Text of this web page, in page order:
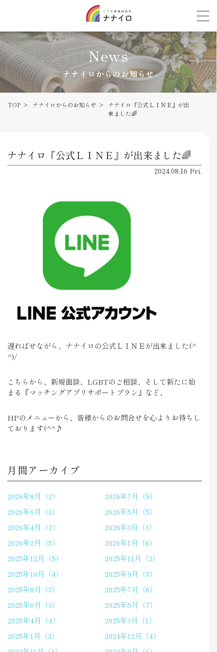
News
ナナイロからのお知らせ
TOP ナナイロからのお知らせ
ナナイロ『公式ＬＩＮＥ』が出
来ました🌈
ナナイロ『公式ＬＩＮＥ』が出来ました🌈
2024.08.16 Fri.
遅ればせながら、ナナイロの公式ＬＩＮＥが出来ました(^
^)/
こちらから、新規面談、LGBTのご相談、そして新たに始
まる『マッチングアプリサポートプラン』など、
HPのメニューから、皆様からのお問合せを心よりお待ちし
ております(^^♪
月間アーカイブ
2026年8月（2）
2026年7月（9）
2026年6月（3）
2026年5月（5）
2026年4月（2）
2026年3月（3）
2026年2月（5）
2026年1月（6）
2025年12月（5）
2025年11月（3）
2025年10月（4）
2025年9月（3）
2025年8月（3）
2025年7月（6）
2025年6月（3）
2025年5月（7）
2025年4月（4）
2025年3月（1）
2025年1月（3）
2024年12月（4）